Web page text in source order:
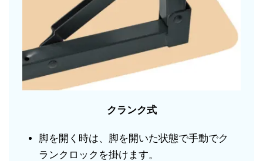
クランク式
脚を開く時は、脚を開いた状態で手動でク
ランクロックを掛けます。